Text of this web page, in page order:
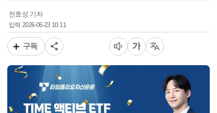
전효성 기자
입력2026-06-23 10:11
구독